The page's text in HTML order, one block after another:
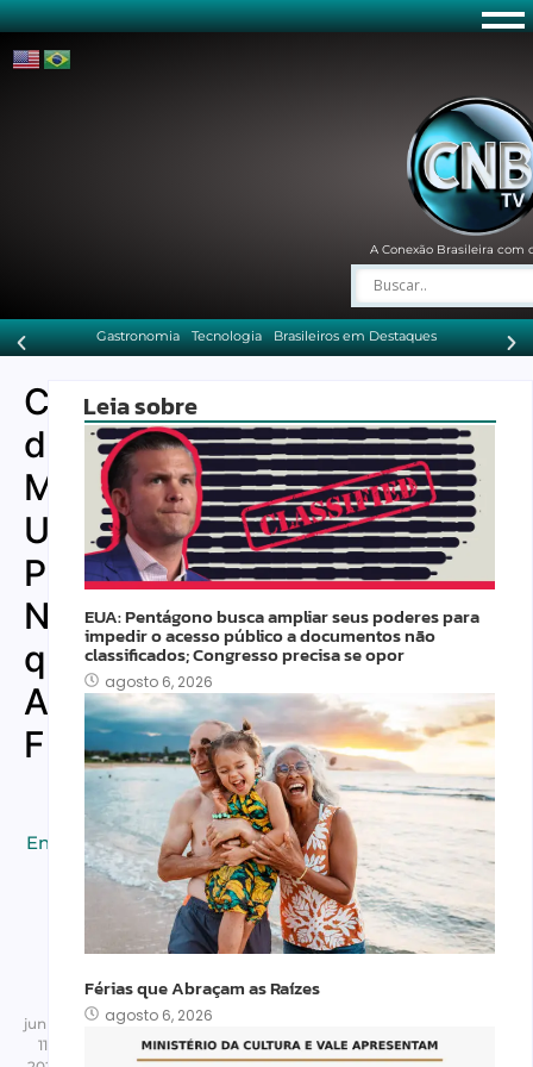
A Conexão Brasileira com
Gastronomia Tecnologia Brasileiros em Destaques
Copa
do
Mundo:
Uma
Paixão
Nacional
que
Atravessa
Fronteiras
Cultura,
Educação,
Entretenimeto,
Esportes,
Turismo
junho
11,
Leia sobre
EUA: Pentágono busca ampliar seus poderes para
impedir o acesso público a documentos não
classificados; Congresso precisa se opor
agosto 6, 2026
Férias que Abraçam as Raízes
agosto 6, 2026